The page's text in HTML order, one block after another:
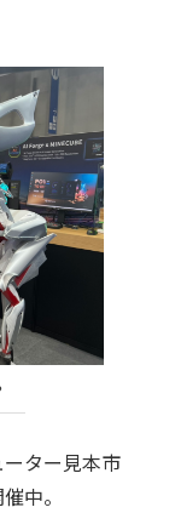
ター見本市
中。